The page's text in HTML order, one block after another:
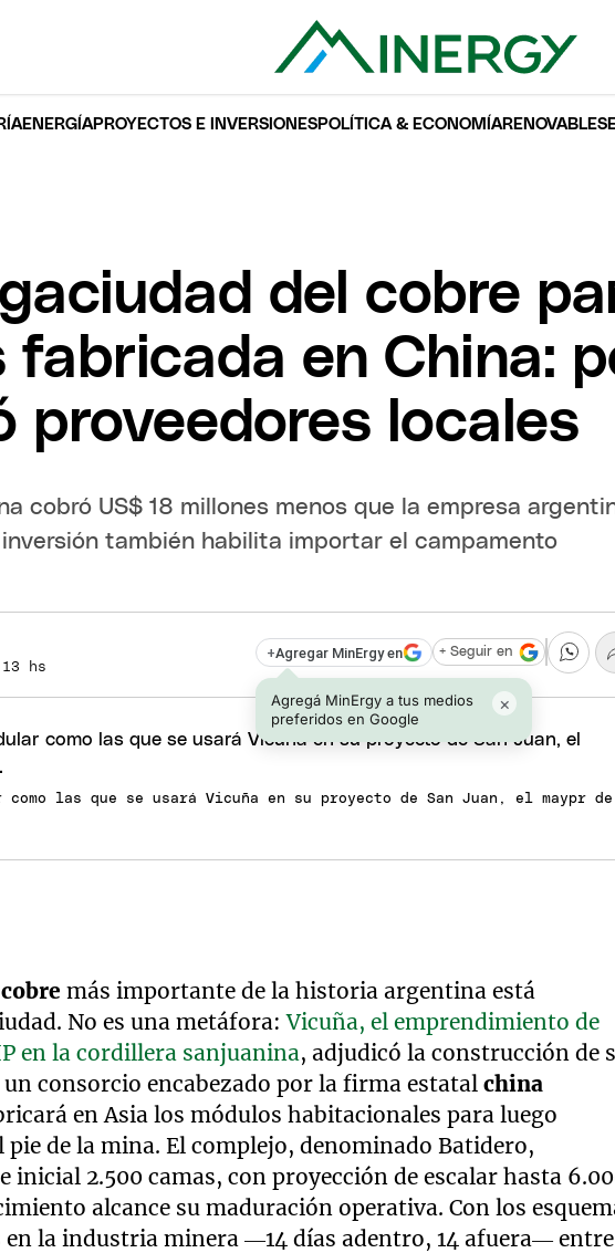
ENERGÍAPROYECTOS E INVERSIONESPOLÍTICA & ECONOMÍARENOVABLES
del cobre
fabricada en China:
proveedores locales
cobró US$ 18 millones menos que la empresa
inversión también habilita importar el campamento
hs
+Agregar MinErgy en
Agregá MinErgy a tus medios
preferidos en Google
×
+ Seguir en
como las que se usará Vicuña en su proyecto de San Juan, el maypr de
cobre más importante de la historia argentina está
No es una metáfora: Vicuña, el emprendimiento de
en la cordillera sanjuanina, adjudicó la construcción de
un consorcio encabezado por la firma estatalchina
en Asia los módulos habitacionales para luego
de la mina. El complejo, denominado Batidero,
inicial 2.500 camas, con proyección de escalar hasta
alcance su maduración operativa. Con los
la industria minera —14 días adentro, 14 afuera— entre